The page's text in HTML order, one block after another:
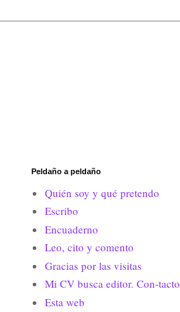
Peldaño a peldaño
Quién soy y qué pretendo
Escribo
Encuaderno
Leo, cito y comento
Gracias por las visitas
Mi CV busca editor. Con-tacto
Esta web